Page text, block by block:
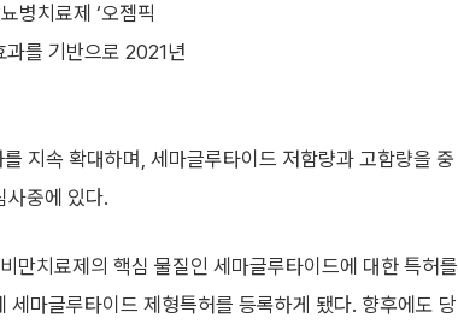
병치료제 ‘오젬픽
를 기반으로 2021년
지속 확대하며, 세마글루타이드 저함량과 고함량을 중
사중에 있다.
만치료제의 핵심 물질인 세마글루타이드에 대한 특허를
마글루타이드 제형특허를 등록하게 됐다. 향후에도 당